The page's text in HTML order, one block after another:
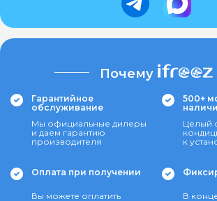
Почему
Гарантийное
обслуживание
Мы официальные дилеры
и даем гарантию
производителя
500+
Целый
к
Оплата при получении
Вы можете оплатить
В